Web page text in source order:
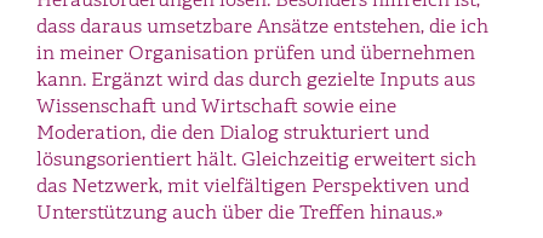
dass daraus umsetzbare Ansätze entstehen, die ich
in meiner Organisation prüfen und übernehmen
kann. Ergänzt wird das durch gezielte Inputs aus
Wissenschaft und Wirtschaft sowie eine
Moderation, die den Dialog strukturiert und
lösungsorientiert hält. Gleichzeitig erweitert sich
das Netzwerk, mit vielfältigen Perspektiven und
Unterstützung auch über die Treffen hinaus.»